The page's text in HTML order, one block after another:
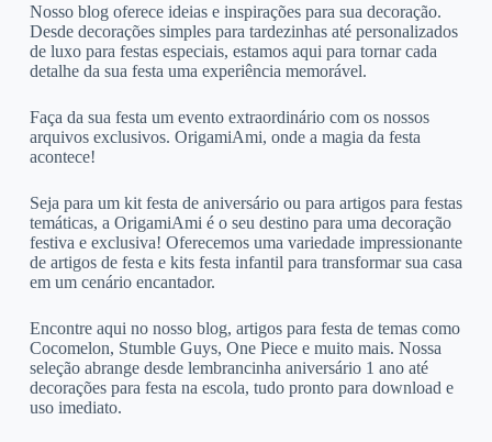
Nosso blog oferece ideias e inspirações para sua decoração.
Desde decorações simples para tardezinhas até personalizados
de luxo para festas especiais, estamos aqui para tornar cada
detalhe da sua festa uma experiência memorável.
Faça da sua festa um evento extraordinário com os nossos
arquivos exclusivos. OrigamiAmi, onde a magia da festa
acontece!
Seja para um kit festa de aniversário ou para artigos para festas
temáticas, a OrigamiAmi é o seu destino para uma decoração
festiva e exclusiva! Oferecemos uma variedade impressionante
de artigos de festa e kits festa infantil para transformar sua casa
em um cenário encantador.
Encontre aqui no nosso blog, artigos para festa de temas como
Cocomelon, Stumble Guys, One Piece e muito mais. Nossa
seleção abrange desde lembrancinha aniversário 1 ano até
decorações para festa na escola, tudo pronto para download e
uso imediato.